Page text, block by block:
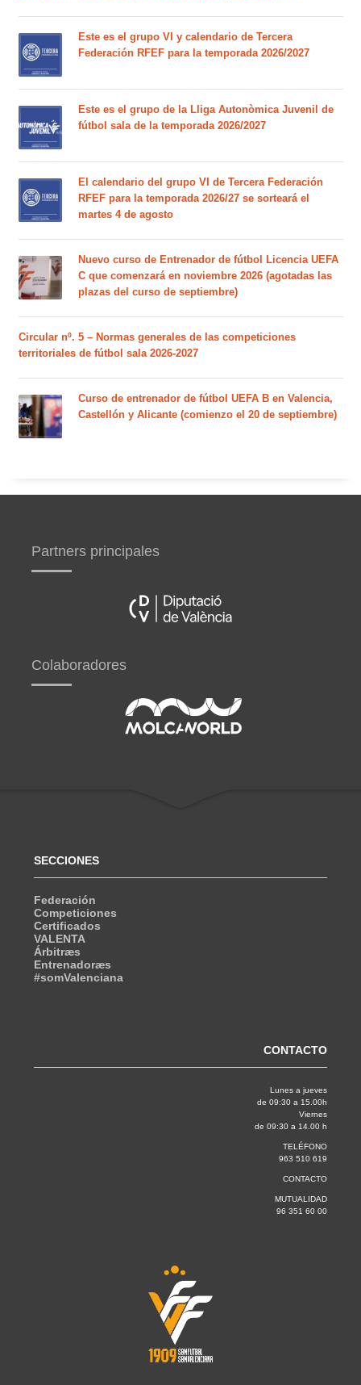
Este es el grupo VI y calendario de Tercera
Federación RFEF para la temporada 2026/2027
Este es el grupo de la Lliga Autonòmica Juvenil de
fútbol sala de la temporada 2026/2027
El calendario del grupo VI de Tercera Federación
RFEF para la temporada 2026/27 se sorteará el
martes 4 de agosto
Nuevo curso de Entrenador de fútbol Licencia UEFA
C que comenzará en noviembre 2026 (agotadas las
plazas del curso de septiembre)
Circular nº. 5 – Normas generales de las competiciones
territoriales de fútbol sala 2026-2027
Curso de entrenador de fútbol UEFA B en Valencia,
Castellón y Alicante (comienzo el 20 de septiembre)
Partners principales
Colaboradores
SECCIONES
Federación
Competiciones
Certificados
VALENTA
Árbitræs
Entrenadoræs
#somValenciana
CONTACTO
Lunes a jueves
de 09:30 a 15.00h
Viernes
de 09:30 a 14.00 h
TELÉFONO
963 510 619
CONTACTO
MUTUALIDAD
96 351 60 00